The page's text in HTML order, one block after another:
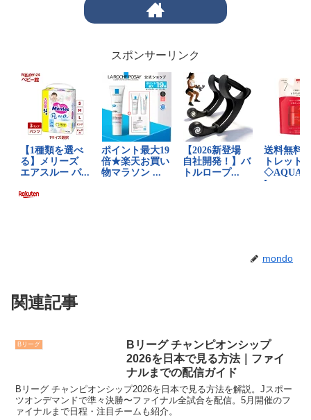
スポンサーリンク
mondo
関連記事
Bリーグ
Bリーグ チャンピオンシップ
2026を日本で見る方法｜ファイ
ナルまでの配信ガイド
Bリーグ チャンピオンシップ2026を日本で見る方法を解説。Jスポー
ツオンデマンドで準々決勝〜ファイナル全試合を配信。5月開催のフ
ァイナルまで日程・注目チームも紹介。